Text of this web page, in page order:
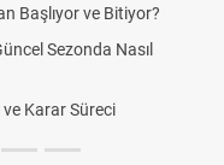
Başlıyor ve Bitiyor?
Sezonda Nasıl
ve Karar Süreci